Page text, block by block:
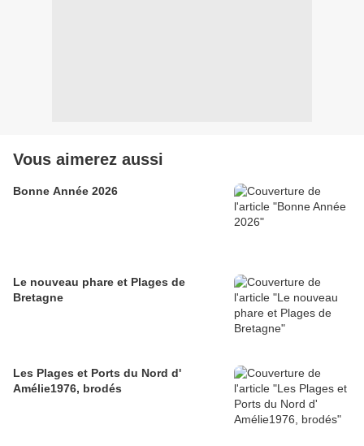
Vous aimerez aussi
Bonne Année 2026
Le nouveau phare et Plages de
Bretagne
Les Plages et Ports du Nord d'
Amélie1976, brodés